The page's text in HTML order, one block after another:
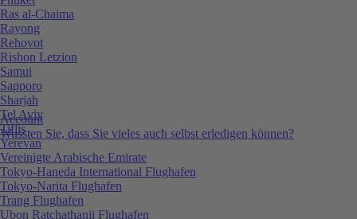
Account
Wussten Sie, dass Sie vieles auch selbst erledigen können?
Ras al-Chaima
Rayong
Rehovot
Rishon Letzion
Samui
Sapporo
Sharjah
Tel Aviv
Tiflis
Yerevan
Vereinigte Arabische Emirate
Tokyo-Haneda International Flughafen
Tokyo-Narita Flughafen
Trang Flughafen
Ubon Ratchathanii Flughafen